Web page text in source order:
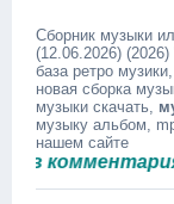
Сборник музыки
(12.06.2026)
база ретро
новая сборка
музыки скачать,
музыку альбом,
нашем сайте
о